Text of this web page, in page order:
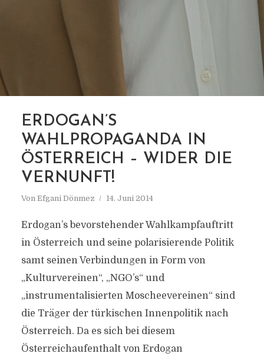
MARKIERUNG
SÜLEYMANCILAR
ERDOGAN’S
WAHLPROPAGANDA IN
ÖSTERREICH – WIDER DIE
VERNUNFT!
Von Efgani Dönmez 14. Juni 2014
Erdogan’s bevorstehender Wahlkampfauftritt
in Österreich und seine polarisierende Politik
samt seinen Verbindungen in Form von
„Kulturvereinen“, „NGO’s“ und
„instrumentalisierten Moscheevereinen“ sind
die Träger der türkischen Innenpolitik nach
Österreich. Da es sich bei diesem
Österreichaufenthalt von Erdogan